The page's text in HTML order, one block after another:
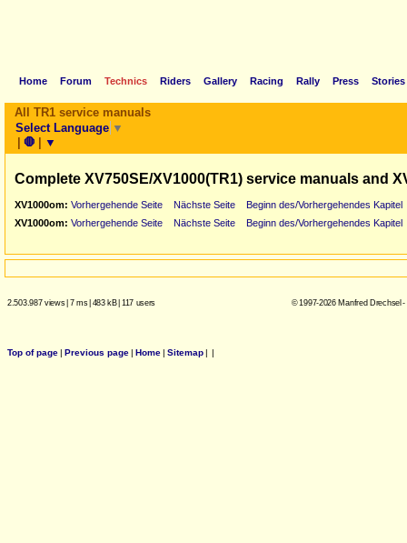
Home Forum Technics Riders Gallery Racing Rally Press Stories
All TR1 service manuals
Select Language ▼
| 🛑 | ▼
Complete XV750SE/XV1000(TR1) service manuals and
XV1000om: Vorhergehende Seite Nächste Seite
Beginn des/Vorhergehendes Kapitel
XV1000om: Vorhergehende Seite Nächste Seite Beginn des/Vorhergehendes Kapitel
2.503.987 views| 7 ms| 483 kB| 117 users © 1997-2026 Manfred Drechsel
Top of page| Previous page| Home| Sitemap| |